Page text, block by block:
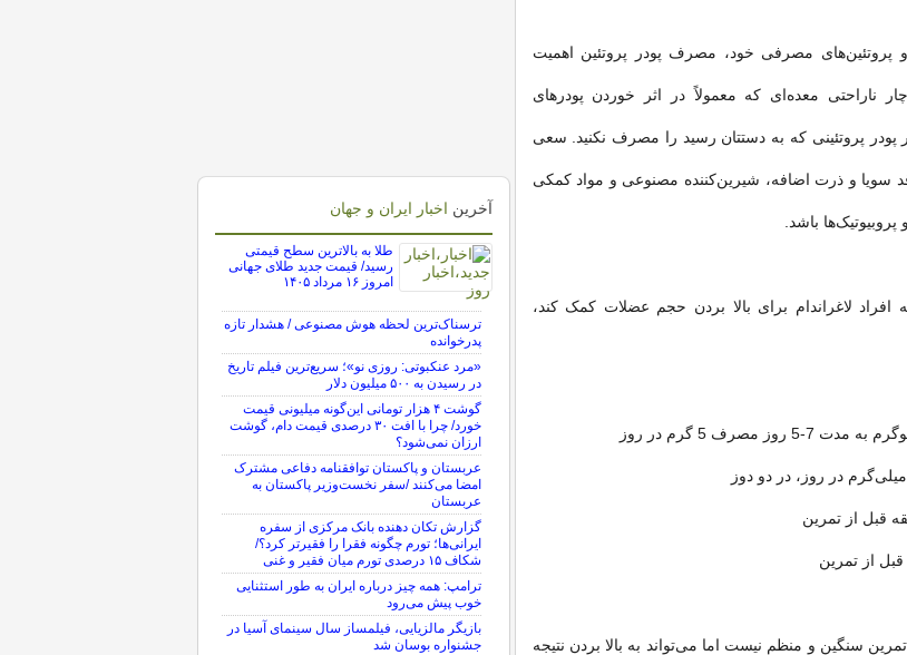
و پروتئین‌های مصرفی خود، مصرف پودر پروتئین اهمیت
ناراحتی معده‌ای که معمولاً در اثر خوردن پودرهای
پودر پروتئینی که به دستتان رسید را مصرف نکنید. سعی
سویا و ذرت اضافه، شیرین‌کننده مصنوعی و مواد کمکی
باشد.
لاغراندام برای بالا بردن حجم عضلات کمک کند،
سنگین و منظم نیست اما می‌تواند به بالا بردن نتیجه
آخرین اخبار ایران و جهان
طلا به بالاترین سطح قیمتی
رسید/ قیمت جدید طلای جهانی
امروز ۱۶ مرداد ۱۴۰۵
ترسناک‌ترین لحظه هوش مصنوعی / هشدار تازه
پدرخوانده
«مرد عنکبوتی: روزی نو»؛ سریع‌ترین فیلم تاریخ
در رسیدن به ۵۰۰ میلیون دلار
گوشت ۴ هزار تومانی این‌گونه میلیونی قیمت
خورد/ چرا با افت ۳۰ درصدی قیمت دام، گوشت
ارزان نمی‌شود؟
عربستان و پاکستان توافقنامه دفاعی مشترک
امضا می‌کنند /سفر نخست‌وزیر پاکستان به
عربستان
گزارش تکان‌ دهنده بانک مرکزی از سفره
ایرانی‌ها؛ تورم چگونه فقرا را فقیرتر کرد؟/
شکاف ۱۵ درصدی تورم میان فقیر و غنی
ترامپ: همه چیز درباره ایران به طور استثنایی
خوب پیش می‌رود
بازیگر مالزیایی، فیلمساز سال سینمای آسیا در
جشنواره بوسان شد